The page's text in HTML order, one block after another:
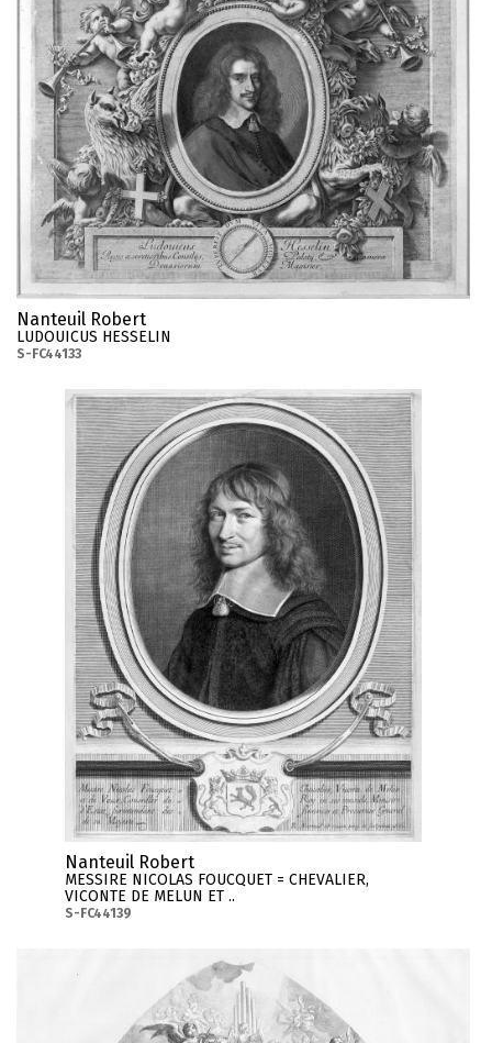
Nanteuil Robert
LUDOUICUS HESSELIN
S-FC44133
Nanteuil Robert
MESSIRE NICOLAS FOUCQUET = CHEVALIER,
VICONTE DE MELUN ET ..
S-FC44139